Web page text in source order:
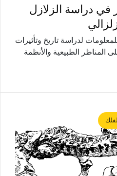
في دراسة الزلازل
لدراسة تاريخ وتأثيرات
المناظر الطبيعية والأنظمة